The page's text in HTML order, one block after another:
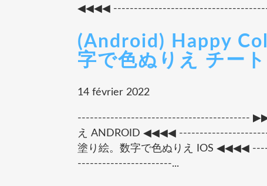
◀◀◀◀
(Android) Happy
字で色ぬりえ チー
14 février 2022
------------------------------------------
え ANDROID ◀◀◀◀
塗り絵。数字で色ぬりえ IOS ◀◀◀◀
-----------------------...